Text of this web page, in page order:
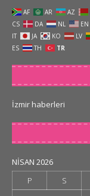
AF AR AZ
CS
DA NL EN
IT
JA KO LV
ES
TH TR
İzmir haberleri
NISAN 2026
P
S